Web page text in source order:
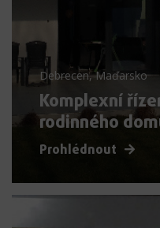
Debrecen, Maďarsko
Komplexní
rodinného
Prohlédnout